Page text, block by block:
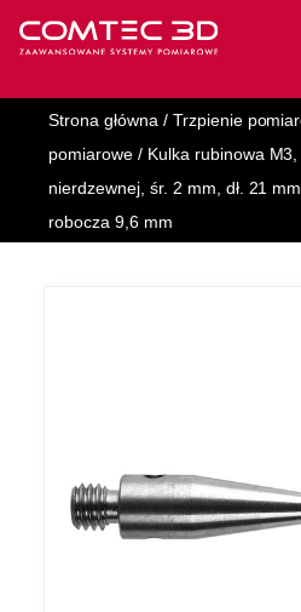
Strona główna/ Trzpienie
pomiarowe / Kulka rubinowa
nierdzewnej, śr. 2 mm, dł. 21
robocza 9,6 mm